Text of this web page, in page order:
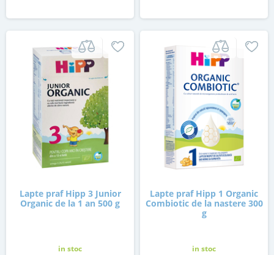
Lapte praf Hipp 3 Junior
Organic de la 1 an 500 g
in stoc
Lapte praf Hipp 1 Organic
Combiotic de la nastere 300
g
in stoc